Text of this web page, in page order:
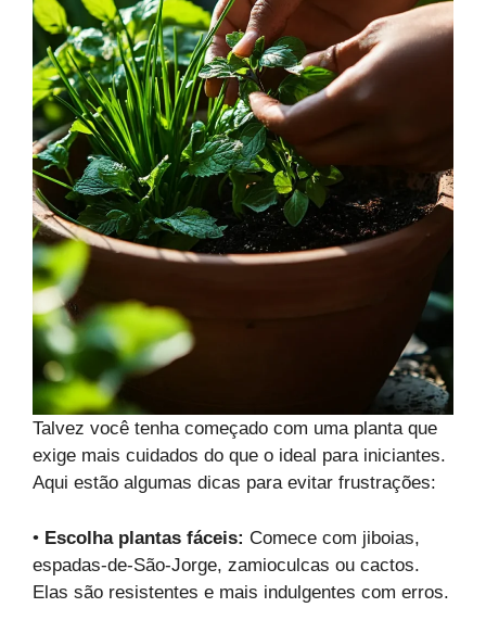
Talvez você tenha começado com uma planta que
exige mais cuidados do que o ideal para iniciantes.
Aqui estão algumas dicas para evitar frustrações:
• Escolha plantas fáceis: Comece com jiboias,
espadas-de-São-Jorge, zamioculcas ou cactos.
Elas são resistentes e mais indulgentes com erros.